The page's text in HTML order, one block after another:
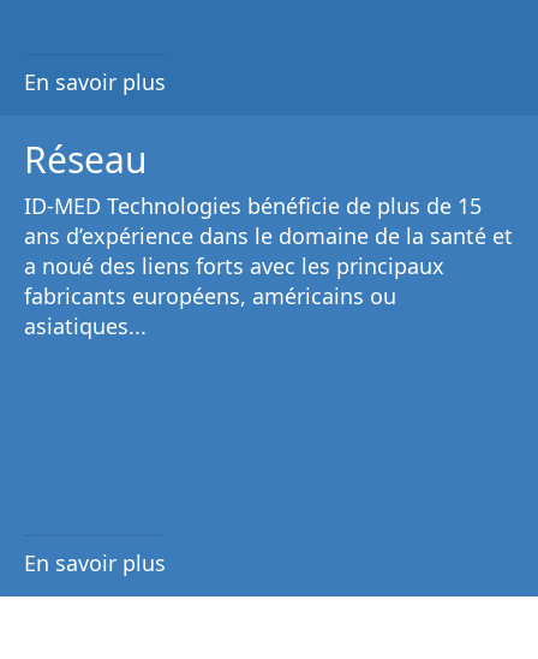
En savoir plus
Réseau
ID-MED Technologies bénéficie de plus de 15
ans d’expérience dans le domaine de la santé et
a noué des liens forts avec les principaux
fabricants européens, américains ou
asiatiques...
En savoir plus